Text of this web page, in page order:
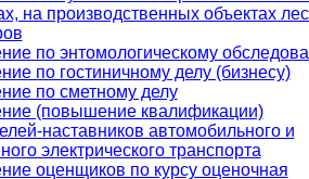
на производственных объектах
по энтомологическому
по гостиничному делу (бизнесу)
по сметному делу
(повышение квалификации)
наставников автомобильного и
электрического транспорта
оценщиков по курсу оценочная